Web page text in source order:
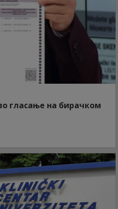
гласање на бирачком